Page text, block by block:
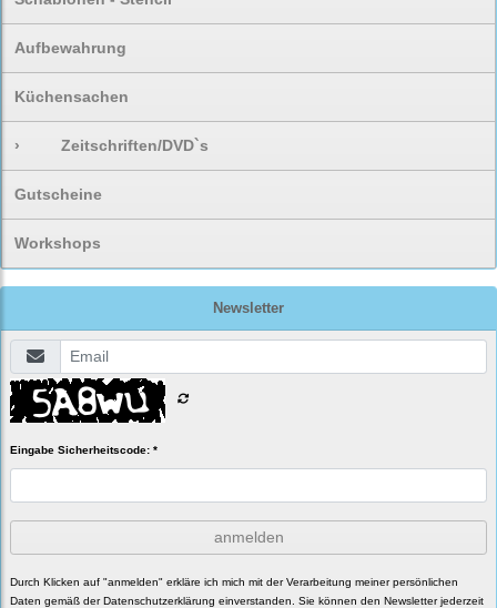
Aufbewahrung
Küchensachen
› Zeitschriften/DVD`s
Gutscheine
Workshops
Newsletter
Eingabe Sicherheitscode: *
anmelden
Durch Klicken auf "anmelden" erkläre ich mich mit der Verarbeitung meiner persönlichen
Daten gemäß derDatenschutzerklärung einverstanden. Sie können den Newsletter jederzeit